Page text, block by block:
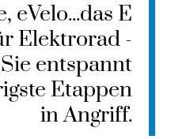
eVelo...das E
Elektrorad -
entspannt
Etappen
in Angriff.